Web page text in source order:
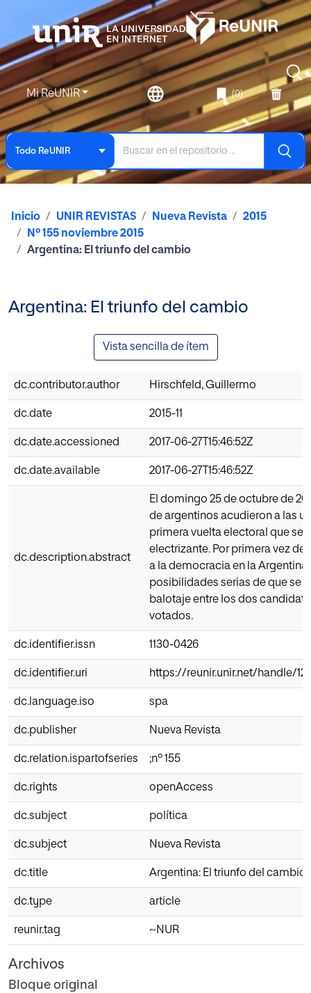
Mi ReUNIR (0)
Todo ReUNIR
Inicio UNIR REVISTAS Nueva Revista
2015
Nº 155 noviembre 2015
Argentina: El triunfo del cambio
Argentina: El triunfo del cambio
Vista sencilla de ítem
dc.contributor.author Hirschfeld, Guillermo
dc.date 2015-11
dc.date.accessioned 2017-06-27T15:46:52Z
dc.date.available 2017-06-27T15:46:52Z
dc.description.abstract
El domingo 25 de octubre de
de argentinos acudieron a las
primera vuelta electoral que se
electrizante. Por primera vez
a la democracia en la Argentina
posibilidades serias de que se
balotaje entre los dos
votados.
dc.identifier.issn 1130-0426
dc.identifier.uri https://reunir.unir.net/handle/
dc.language.iso spa
dc.publisher Nueva Revista
dc.relation.ispartofseries ;nº 155
dc.rights openAccess
dc.subject política
dc.subject Nueva Revista
dc.title Argentina: El triunfo del cambio
dc.type article
reunir.tag ~NUR
Archivos
Bloque original